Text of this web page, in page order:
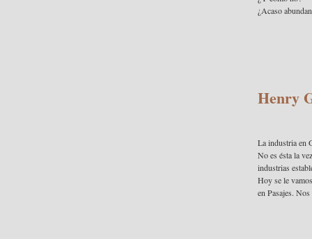
¿Acaso
Henry
La industria en
No es ésta la
industrias
Hoy se le
en Pasajes.